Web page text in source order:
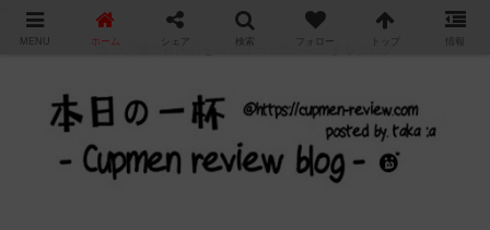
カップ麺の新商品をレビュー / アレンジするブログ
MENU ホーム シェア 検索 フォロー トップ 情報